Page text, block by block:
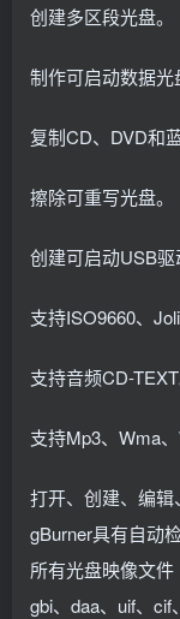
创建多区段光盘。
制作可启动数据光
复制CD、DVD和
擦除可重写光盘。
创建可启动USB驱
支持ISO9660、
支持音频CD-TEXT
支持Mp3、Wma
打开、创建、编辑
gBurner具有自动
所有光盘映像文件
gbi、daa、uif、cif